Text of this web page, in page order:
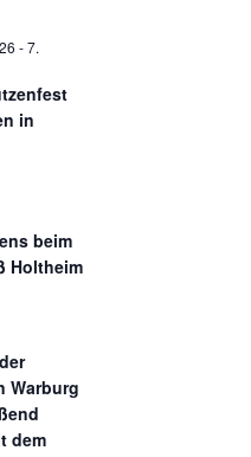
-7.
in
beim
Holtheim
Warburg
dem